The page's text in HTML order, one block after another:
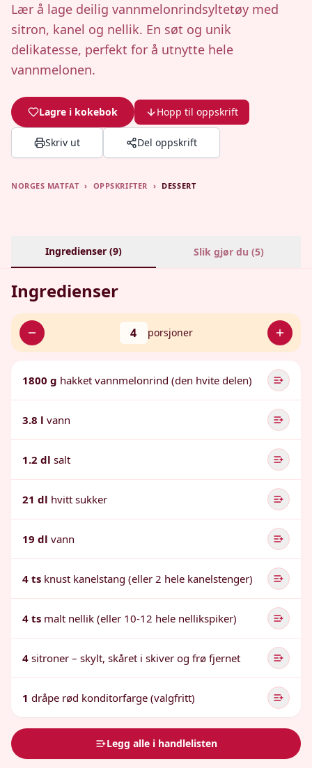
Lær å lage deilig vannmelonrindsyltetøy med
sitron, kanel og nellik. En søt og unik
delikatesse, perfekt for å utnytte hele
vannmelonen.
Lagre i kokebok Hopp til oppskrift
Skriv ut Del oppskrift
NORGES MATFAT › OPPSKRIFTER › DESSERT
Ingredienser (9) Slik gjør du (5)
Ingredienser
4 porsjoner
1800 g hakket vannmelonrind (den hvite delen)
3.8 l vann
1.2 dl salt
21 dl hvitt sukker
19 dl vann
4 ts knust kanelstang (eller 2 hele kanelstenger)
4 ts malt nellik (eller 10-12 hele nellikspiker)
4 sitroner – skylt, skåret i skiver og frø fjernet
1 dråpe rød konditorfarge (valgfritt)
Legg alle i handlelisten